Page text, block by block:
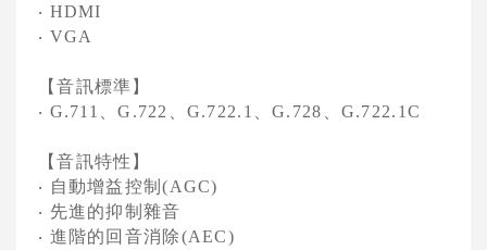
‧ HDMI
‧ VGA
【音訊標準】
‧ G.711 、G.722 、 G.722.1 、G.728 、 G.722.1C
【音訊特性】
‧ 自動增益控制(AGC)
‧ 先進的抑制雜音
‧ 進階的回音消除(AEC)